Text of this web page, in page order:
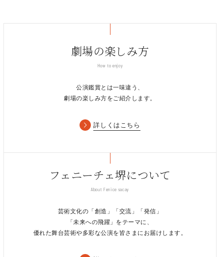
劇場の楽しみ方
How to enjoy
公演鑑賞とは一味違う、
劇場の楽しみ方をご紹介します。
詳しくはこちら
フェニーチェ堺について
About Fenice sacay
芸術文化の「創造」「交流」「発信」
「未来への飛躍」をテーマに、
優れた舞台芸術や多彩な公演を皆さまにお届けします。